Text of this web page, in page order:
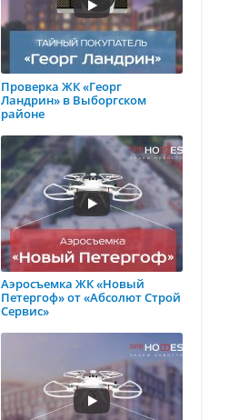
Проверка ЖК «Георг
Ландрин» в Выборгском
районе
Аэросъемка ЖК «Новый
Петергоф» от «Абсолют Строй
Сервис»